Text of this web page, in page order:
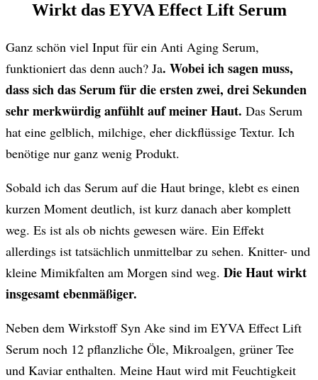
Wirkt das EYVA Effect Lift Serum
Ganz schön viel Input für ein Anti Aging Serum,
funktioniert das denn auch? Ja. Wobei ich sagen muss,
dass sich das Serum für die ersten zwei, drei Sekunden
sehr merkwürdig anfühlt auf meiner Haut. Das Serum
hat eine gelblich, milchige, eher dickflüssige Textur. Ich
benötige nur ganz wenig Produkt.
Sobald ich das Serum auf die Haut bringe, klebt es einen
kurzen Moment deutlich, ist kurz danach aber komplett
weg. Es ist als ob nichts gewesen wäre. Ein Effekt
allerdings ist tatsächlich unmittelbar zu sehen. Knitter- und
kleine Mimikfalten am Morgen sind weg. Die Haut wirkt
insgesamt ebenmäßiger.
Neben dem Wirkstoff Syn Ake sind im EYVA Effect Lift
Serum noch 12 pflanzliche Öle, Mikroalgen, grüner Tee
und Kaviar enthalten. Meine Haut wird mit Feuchtigkeit